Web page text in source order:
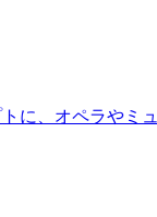
に、オペラや